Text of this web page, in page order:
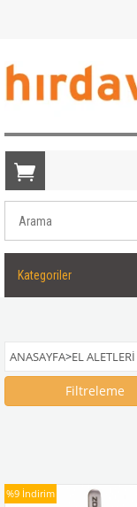
Kategoriler
ANASAYFA>EL ALETLERI
Filtreleme
%9 İndirim